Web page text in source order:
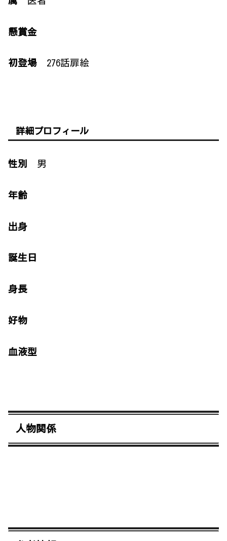
懸賞金
初登場 276話扉絵
詳細プロフィール
性別 男
年齢
出身
誕生日
身長
好物
血液型
人物関係